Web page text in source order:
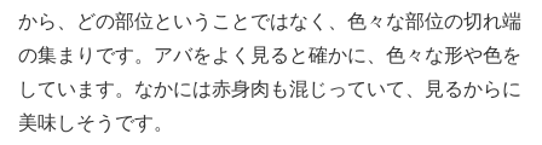
から、どの部位ということではなく、色々な部位の切れ端
の集まりです。アバをよく見ると確かに、色々な形や色を
しています。なかには赤身肉も混じっていて、見るからに
美味しそうです。